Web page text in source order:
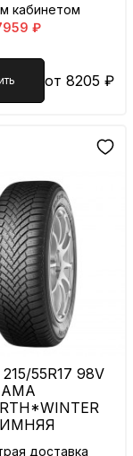
кабинетом
₽
от 8205 ₽
55R17 98V
доставка